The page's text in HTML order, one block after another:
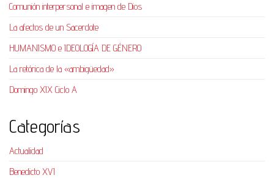
Comunión interpersonal e imagen de Dios
La afectos de un Sacerdote
HUMANISMO e IDEOLOGÍA DE GÉNERO
La retórica de la «ambigüedad»
Domingo XIX Ciclo A
Categorías
Actualidad
Benedicto XVI